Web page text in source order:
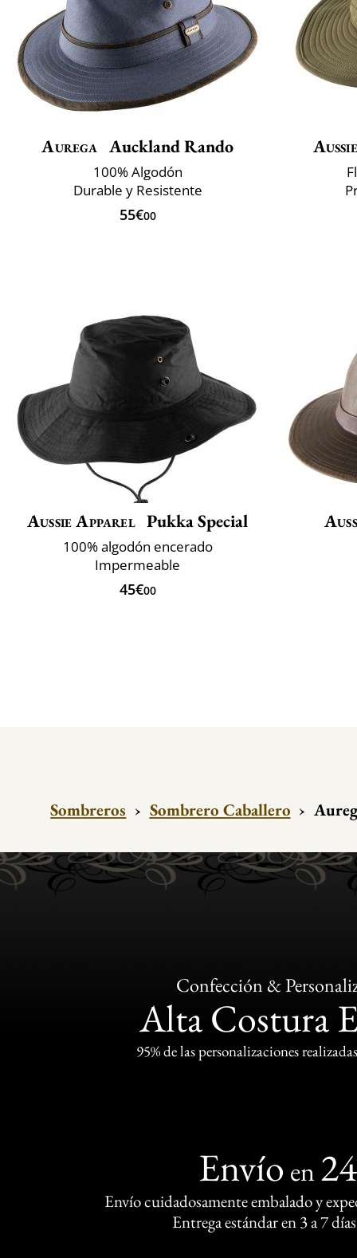
Aurega Auckland Rando
100% Algodón
Durable y Resistente
55€00
Aussie Apparel Pukka Special
100% algodón encerado
Impermeable
45€00
Sombreros › Sombrero Caballero ›
Confección &
Alta Costura
95% de las personalizaciones
Envío en
Envío cuidadosamente embalado y
Entrega estándar en 3 a 7